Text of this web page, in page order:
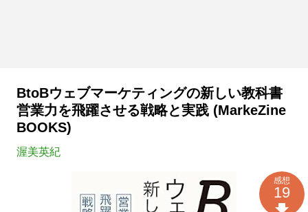
BtoBウェブマーケティングの新しい教科書
営業力を飛躍させる戦略と実践 (MarkeZine
BOOKS)
渥美英紀
感想
19